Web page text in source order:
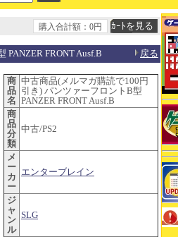
購入合計額：0円
FRONT Ausf.B 戻る
商
品
名
中古商品(メルマガ購読で100円
引き) パンツァーフロントB型
PANZER FRONT Ausf.B
商
品
分
類
中古/PS2
メ
ー
カ
ー
エンターブレイン
ジ
ャ
ン
ル
SLG